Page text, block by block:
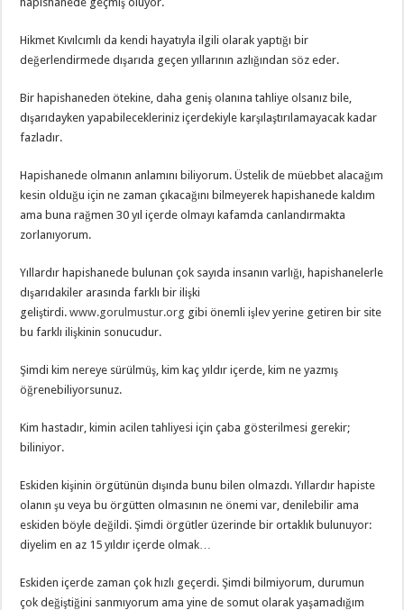
Hikmet Kıvılcımlı da kendi hayatıyla ilgili olarak yaptığı bir
değerlendirmede dışarıda geçen yıllarının azlığından söz eder.
Bir hapishaneden ötekine, daha geniş olanına tahliye olsanız bile,
dışarıdayken yapabilecekleriniz içerdekiyle karşılaştırılamayacak kadar
fazladır.
Hapishanede olmanın anlamını biliyorum. Üstelik de müebbet alacağım
kesin olduğu için ne zaman çıkacağını bilmeyerek hapishanede kaldım
ama buna rağmen 30 yıl içerde olmayı kafamda canlandırmakta
zorlanıyorum.
Yıllardır hapishanede bulunan çok sayıda insanın varlığı, hapishanelerle
dışarıdakiler arasında farklı bir ilişki
geliştirdi.www.gorulmustur.org gibi önemli işlev yerine getiren bir site
bu farklı ilişkinin sonucudur.
Şimdi kim nereye sürülmüş, kim kaç yıldır içerde, kim ne yazmış
öğrenebiliyorsunuz.
Kim hastadır, kimin acilen tahliyesi için çaba gösterilmesi gerekir;
biliniyor.
Eskiden kişinin örgütünün dışında bunu bilen olmazdı. Yıllardır hapiste
olanın şu veya bu örgütten olmasının ne önemi var, denilebilir ama
eskiden böyle değildi. Şimdi örgütler üzerinde bir ortaklık bulunuyor:
diyelim en az 15 yıldır içerde olmak…
Eskiden içerde zaman çok hızlı geçerdi. Şimdi bilmiyorum, durumun
çok değiştiğini sanmıyorum ama yine de somut olarak yaşamadığım